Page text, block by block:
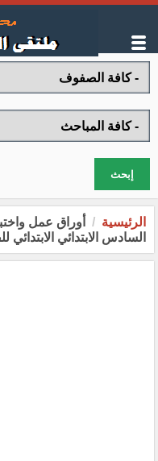
إبحث
الرئيسية
أوراق عمل
السادس الابتدائي